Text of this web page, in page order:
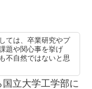
ては、卒業研究やプ
題や関心事を挙げ
不自然ではないと思
国立大学工学部に